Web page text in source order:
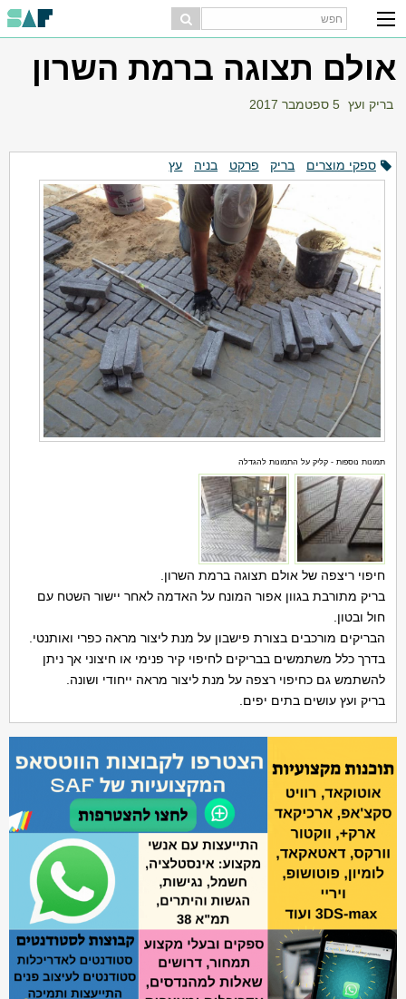
אולם תצוגה ברמת השרון
בריק ועץ 5 ספטמבר 2017
ספקי מוצרים בריק פרקט בניה עץ
תמונות נוספות - קליק על התמונות להגדלה
חיפוי ריצפה של אולם תצוגה ברמת השרון.
בריק מתורבת בגוון אפור המונח על האדמה לאחר יישור השטח עם
חול ובטון.
הבריקים מורכבים בצורת פישבון על מנת ליצור מראה כפרי ואותנטי.
בדרך כלל משתמשים בבריקים לחיפוי קיר פנימי או חיצוני אך ניתן
להשתמש גם כחיפוי רצפה על מנת ליצור מראה ייחודי ושונה.
בריק ועץ עושים בתים יפים.